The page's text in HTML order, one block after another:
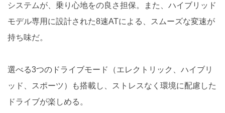
システムが、乗り心地をの良さ担保。また、ハイブリッド
モデル専用に設計された8速ATによる、スムーズな変速が
持ち味だ。
選べる3つのドライブモード（エレクトリック、ハイブリ
ッド、スポーツ）も搭載し、ストレスなく環境に配慮した
ドライブが楽しめる。